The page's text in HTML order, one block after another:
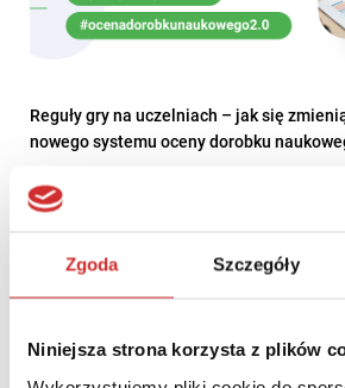
Zgoda Szczegóły
Niniejsza strona korzysta z plików
Reguły gry na uczelniach – jak się
nowego systemu oceny dorobku